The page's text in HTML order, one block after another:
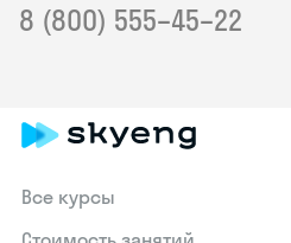
8 (800) 555–45–22
Все курсы